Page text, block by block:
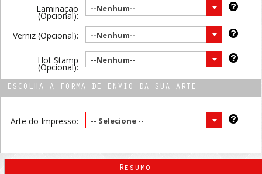
Laminação
(Opcional):
--Nenhum--
Verniz (Opcional): --Nenhum--
Hot Stamp
(Opcional):
--Nenhum--
ESCOLHA A FORMA DE ENVIO DA SUA ARTE
Arte do Impresso: -- Selecione --
Resumo